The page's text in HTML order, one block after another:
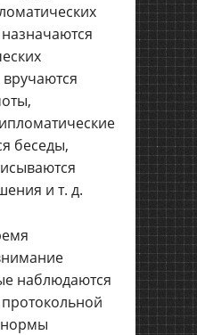
вручаются
беседы,
и т. д.
наблюдаются
нормы